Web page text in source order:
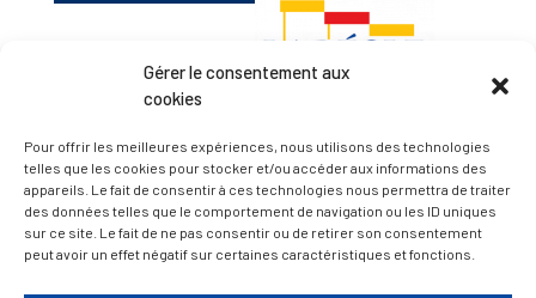
Gérer le consentement aux
cookies
Pour offrir les meilleures expériences, nous utilisons des technologies
telles que les cookies pour stocker et/ou accéder aux informations des
appareils. Le fait de consentir à ces technologies nous permettra de traiter
des données telles que le comportement de navigation ou les ID uniques
sur ce site. Le fait de ne pas consentir ou de retirer son consentement
peut avoir un effet négatif sur certaines caractéristiques et fonctions.
Esplanade Charles de Gaulle
33 190 La Réole